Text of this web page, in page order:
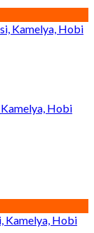
Kamelya, Hobi